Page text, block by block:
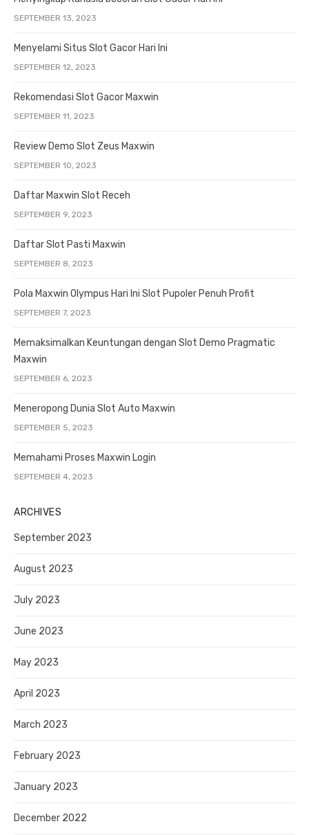
SEPTEMBER 13, 2023
Menyelami Situs Slot Gacor Hari Ini
SEPTEMBER 12, 2023
Rekomendasi Slot Gacor Maxwin
SEPTEMBER 11, 2023
Review Demo Slot Zeus Maxwin
SEPTEMBER 10, 2023
Daftar Maxwin Slot Receh
SEPTEMBER 9, 2023
Daftar Slot Pasti Maxwin
SEPTEMBER 8, 2023
Pola Maxwin Olympus Hari Ini Slot Pupoler Penuh Profit
SEPTEMBER 7, 2023
Memaksimalkan Keuntungan dengan Slot Demo Pragmatic
Maxwin
SEPTEMBER 6, 2023
Meneropong Dunia Slot Auto Maxwin
SEPTEMBER 5, 2023
Memahami Proses Maxwin Login
SEPTEMBER 4, 2023
ARCHIVES
September 2023
August 2023
July 2023
June 2023
May 2023
April 2023
March 2023
February 2023
January 2023
December 2022